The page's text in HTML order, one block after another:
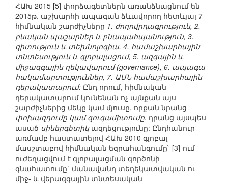
ՀԱԽ 2015 [5] փորձագետներն առանձնացնում են
2015թ. աշխարհի ապագան ձևավորող հետևյալ 7
հիմնական շարժիչները 1. ժողովրդագրություն, 2.
բնական պաշարներ և բնապահպանություն, 3.
գիտություն և տեխնոլոգիա, 4. համաշխարհային
տնտեսություն և գլոբալացում, 5. ազգային և
միջազգային ղեկավարում (governance), 6. ապագա
հակամարտություններ, 7. ԱՄՆ համաշխարհային
դերակատարում: Ընդ որում, հիմնական
դերակատարում կունենան ոչ այնքան այս
շարժիչներից մեկը կամ մյուսը, որքան նրանց
փոխազդումը կամ զուգամիտումը, դրանց այսպես
ասած սիներգետիկազդեցությունը: Ընդհանուր
առմամբ հաստատելով ՀԱԽ 2010 գլոբալ
մասշտաբով հիմնական եզրահանգումը` [3]-ում
ուժեղացվում է գլոբալացման գործոնի
գնահատումը` մանավանդ տեղեկատվական ու
միջ- և վերազգային տնտեսական